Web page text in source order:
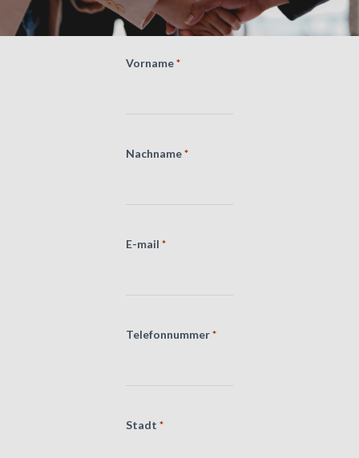
Vorname *
Nachname *
E-mail *
Telefonnummer *
Stadt *